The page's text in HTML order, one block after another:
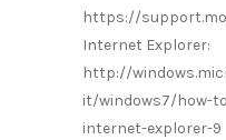
https://
Internet Explorer:
http://
it/windows7/how-
internet-explorer-9